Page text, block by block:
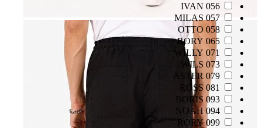
056 IVAN
057 MILAS
058 OTTO
065 RORY
071 WILLY
073 WILS
079 ASTER
081 ROSS
093 BORIS
094 NOAH
099 RORY